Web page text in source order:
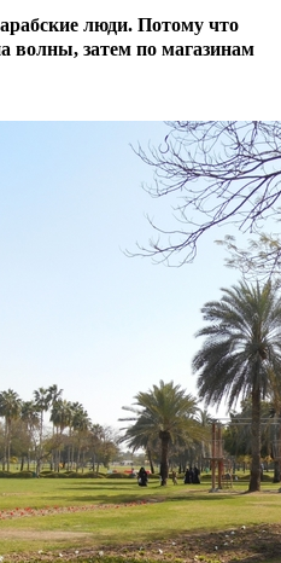
люди. Потому что
волны, затем по магазинам